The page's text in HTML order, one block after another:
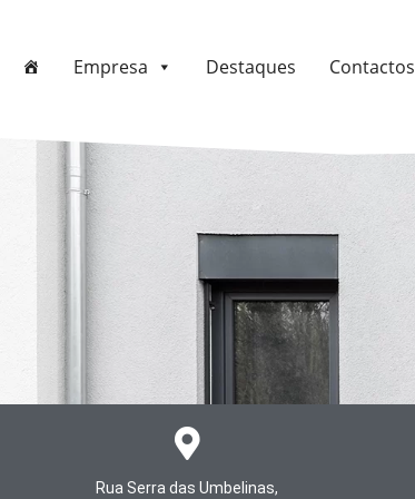
Empresa Destaques Contactos
Rua Serra das Umbelinas,